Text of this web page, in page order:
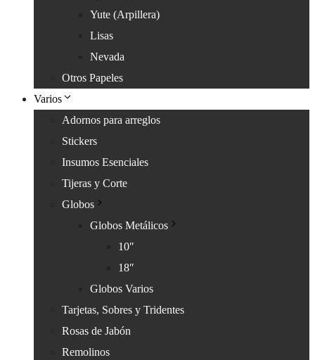
Yute (Arpillera)
Lisas
Nevada
Otros Papeles
Varios
Adornos para arreglos
Stickers
Insumos Esenciales
Tijeras y Corte
Globos
Globos Metálicos
10″
18″
Globos Varios
Tarjetas, Sobres y Tridentes
Rosas de Jabón
Remolinos